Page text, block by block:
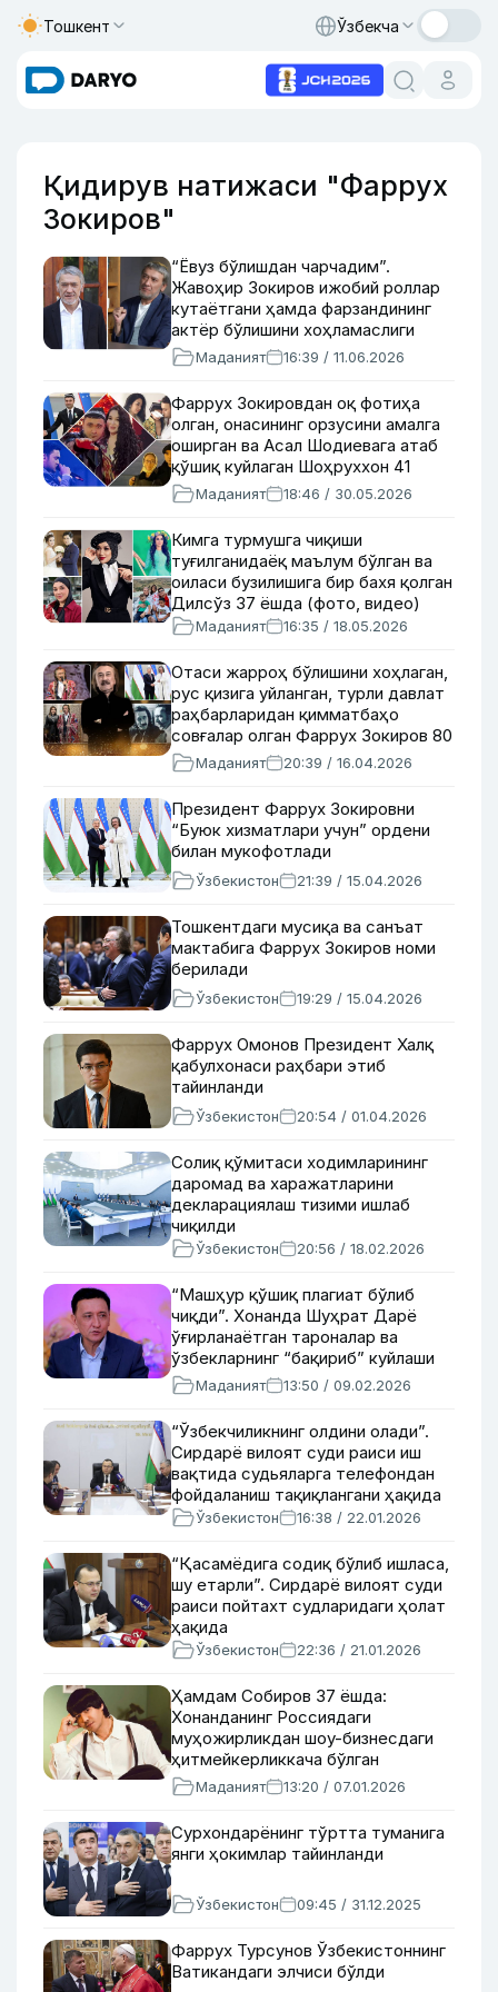
Тошкент Ўзбекча
Қидирув натижаси "Фаррух
Зокиров"
“Ёвуз бўлишдан чарчадим”.
Жавоҳир Зокиров ижобий роллар
кутаётгани ҳамда фарзандининг
актёр бўлишини хоҳламаслиги
сабаби ҳақида
Маданият 16:39 / 11.06.2026
Фаррух Зокировдан оқ фотиҳа
олган, онасининг орзусини амалга
оширган ва Асал Шодиевага атаб
қўшиқ куйлаган Шоҳруххон 41
ёшдаМаданият 18:46 / 30.05.2026
Кимга турмушга чиқиши
туғилганидаёқ маълум бўлган ва
оиласи бузилишига бир бахя қолган
Дилсўз 37 ёшда (фото, видео)
Маданият 16:35 / 18.05.2026
Отаси жарроҳ бўлишини хоҳлаган,
рус қизига уйланган, турли давлат
раҳбарларидан қимматбаҳо
совғалар олган Фаррух Зокиров 80
ёшдаМаданият 20:39 / 16.04.2026
Президент Фаррух Зокировни
“Буюк хизматлари учун” ордени
билан мукофотлади
Ўзбекистон 21:39 / 15.04.2026
Тошкентдаги мусиқа ва санъат
мактабига Фаррух Зокиров номи
берилади
Ўзбекистон 19:29 / 15.04.2026
Фаррух Омонов Президент Халқ
қабулхонаси раҳбари этиб
тайинланди
Ўзбекистон 20:54 / 01.04.2026
Солиқ қўмитаси ходимларининг
даромад ва харажатларини
декларациялаш тизими ишлаб
чиқилди
Ўзбекистон 20:56 / 18.02.2026
“Машҳур қўшиқ плагиат бўлиб
чиқди”. Хонанда Шуҳрат Дарё
ўғирланаётган тароналар ва
ўзбекларнинг “бақириб” куйлаши
ҳақида гапирди
Маданият 13:50 / 09.02.2026
“Ўзбекчиликнинг олдини олади”.
Сирдарё вилоят суди раиси иш
вақтида судьяларга телефондан
фойдаланиш тақиқлангани ҳақида
Ўзбекистон 16:38 / 22.01.2026
“Қасамёдига содиқ бўлиб ишласа,
шу етарли”. Сирдарё вилоят суди
раиси пойтахт судларидаги ҳолат
ҳақида
Ўзбекистон 22:36 / 21.01.2026
Ҳамдам Собиров 37 ёшда:
Хонанданинг Россиядаги
муҳожирликдан шоу-бизнесдаги
ҳитмейкерликкача бўлган
муваффақият йўли
Маданият 13:20 / 07.01.2026
Сурхондарёнинг тўртта туманига
янги ҳокимлар тайинланди
Ўзбекистон 09:45 / 31.12.2025
Фаррух Турсунов Ўзбекистоннинг
Ватикандаги элчиси бўлди